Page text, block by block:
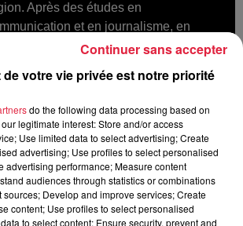
Après des études en
et en journalisme, en
et en Irlande, Céline a intégré Top
elle présente les flashs et les
de votre vie privée est notre priorité
do the following data processing based on
legitimate interest: Store and/or access
Use limited data to select advertising; Create
advertising; Use profiles to select personalised
advertising performance; Measure content
audiences through statistics or combinations
sources; Develop and improve services; Create
content; Use profiles to select personalised
to select content; Ensure security, prevent and
Continuer sans accepter